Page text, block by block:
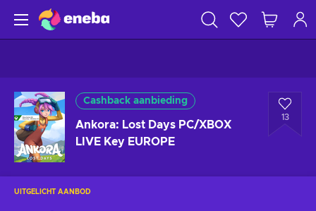
Cashback aanbieding
Ankora: Lost Days PC/XBOX
LIVE Key EUROPE
13
UITGELICHT AANBOD